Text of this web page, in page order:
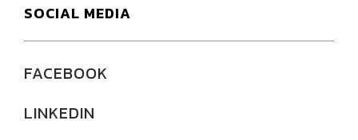
SOCIAL MEDIA
FACEBOOK
LINKEDIN